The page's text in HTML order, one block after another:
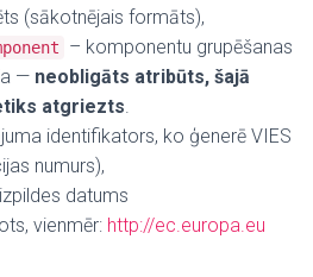
(sākotnējais formāts),
– komponentu grupēšanas
— neobligāts atribūts, šajā
atgriezts.
identifikators, ko ģenerē VIES
numurs),
datums
vienmēr: http://ec.europa.eu